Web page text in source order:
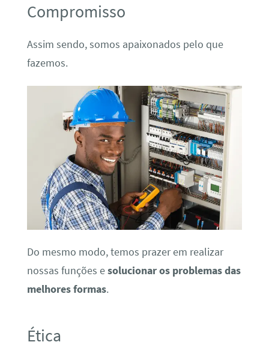
Compromisso
Assim sendo, somos apaixonados pelo que
fazemos.
Do mesmo modo, temos prazer em realizar
nossas funções esolucionar os problemas das
melhores formas.
Ética